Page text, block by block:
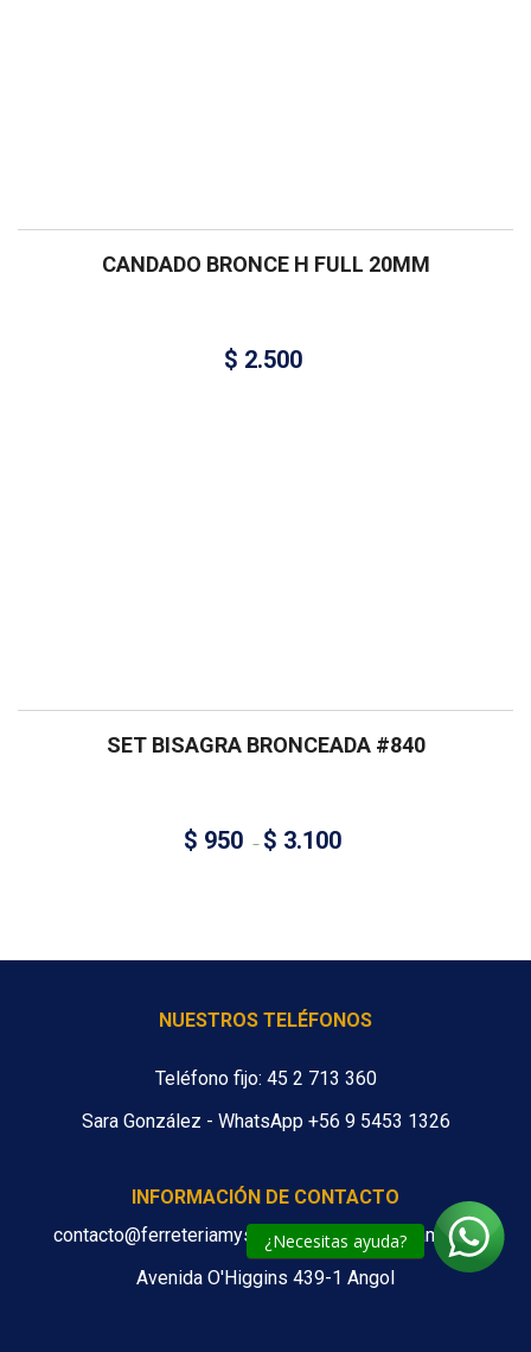
¿Necesitas ayuda?
CANDADO BRONCE H FULL 20MM
$ 2.500
SET BISAGRA BRONCEADA #840
$ 950 – $ 3.100
NUESTROS TELÉFONOS
Teléfono fijo: 45 2 713 360
Sara González - WhatsApp +56 9 5453 1326
INFORMACIÓN DE CONTACTO
contacto@ferreteriamys.cl ventas@ferreteriamys.cl
Avenida O'Higgins 439-1 Angol